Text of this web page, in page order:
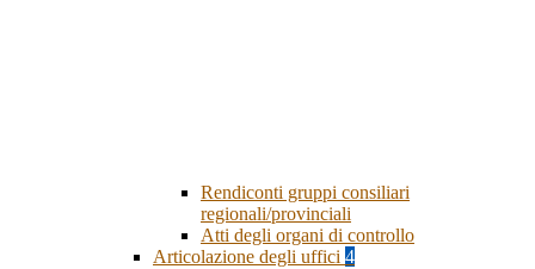
Rendiconti gruppi consiliari
regionali/provinciali
Atti degli organi di controllo
Articolazione degli uffici 4